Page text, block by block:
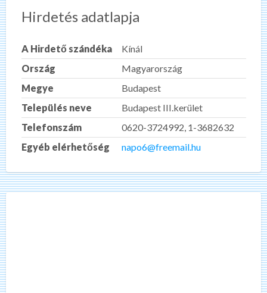
Hirdetés adatlapja
A Hirdető szándéka
Kínál
Ország
Magyarország
Megye
Budapest
Település neve
Budapest III.kerület
Telefonszám
0620-3724992, 1-3682632
Egyéb elérhetőség
napo6@freemail.hu